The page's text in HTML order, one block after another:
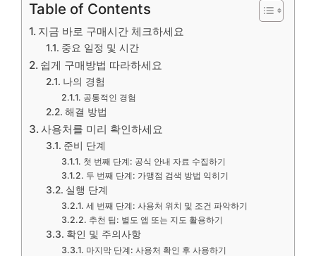
Table of Contents
지금 바로 구매시간 체크하세요
중요 일정 및 시간
쉽게 구매방법 따라하세요
나의 경험
공통적인 경험
해결 방법
사용처를 미리 확인하세요
준비 단계
첫 번째 단계: 공식 안내 자료 수집하기
두 번째 단계: 가맹점 검색 방법 익히기
실행 단계
세 번째 단계: 사용처 위치 및 조건 파악하기
추천 팁: 별도 앱 또는 지도 활용하기
확인 및 주의사항
마지막 단계: 사용처 확인 후 사용하기